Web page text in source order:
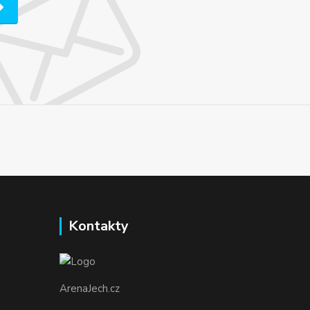
Kontakty
ArenaJech.cz